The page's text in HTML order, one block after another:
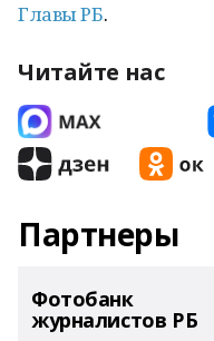
Главы РБ.
Читайте нас
Партнеры
Фотобанк
журналистов РБ